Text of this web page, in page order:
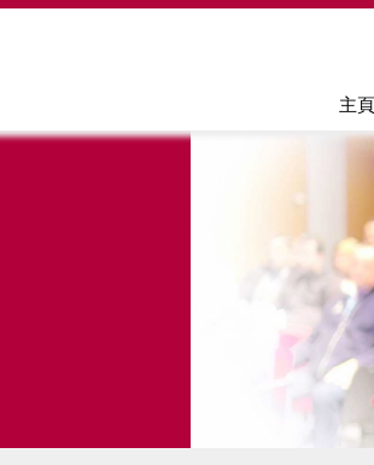
Jump to navigation
主頁